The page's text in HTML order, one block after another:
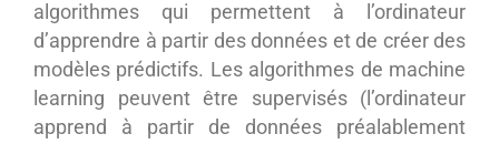
algorithmes qui permettent à l’ordinateur
d’apprendre à partir des données et de créer des
modèles prédictifs. Les algorithmes de machine
learning peuvent être supervisés (l’ordinateur
apprend à partir de données préalablement